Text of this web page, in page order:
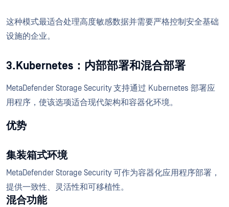
这种模式最适合处理高度敏感数据并需要严格控制安全基础
设施的企业。
3.Kubernetes：内部部署和混合部署
MetaDefender Storage Security 支持通过 Kubernetes 部署应
用程序，使该选项适合现代架构和容器化环境。
优势
集装箱式环境
MetaDefender Storage Security 可作为容器化应用程序部署，
提供一致性、灵活性和可移植性。
混合功能